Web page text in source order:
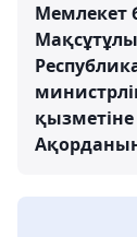
Мемлекет